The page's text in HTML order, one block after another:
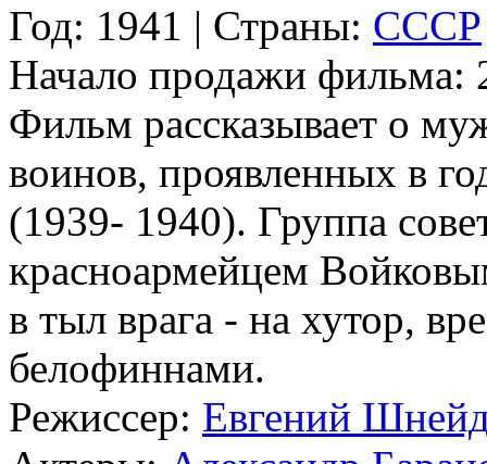
Год: 1941 | Страны: СССР
Начало продажи фильма:
Фильм рассказывает о
воинов, проявленных в
(1939- 1940). Группа
красноармейцем
в тыл врага - на хутор,
белофиннами.
Режиссер: Евгений